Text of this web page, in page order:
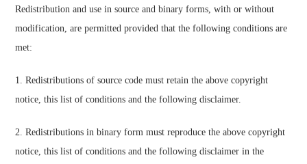
Redistribution and use in source and binary forms, with or without
modification, are permitted provided that the following conditions are
met:
1. Redistributions of source code must retain the above copyright
notice, this list of conditions and the following disclaimer.
2. Redistributions in binary form must reproduce the above copyright
notice, this list of conditions and the following disclaimer in the